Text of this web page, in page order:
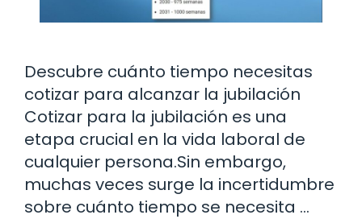
Descubre cuánto tiempo necesitas
cotizar para alcanzar la jubilación
Cotizar para la jubilación es una
etapa crucial en la vida laboral de
cualquier persona.Sin embargo,
muchas veces surge la incertidumbre
sobre cuánto tiempo se necesita …